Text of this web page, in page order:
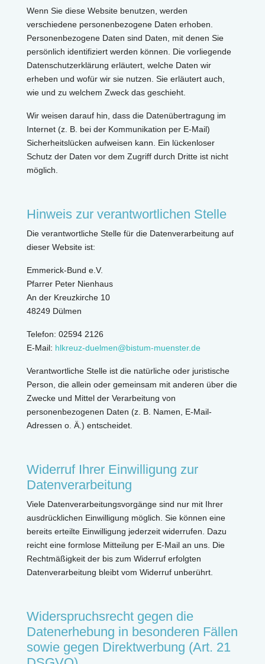
Wenn Sie diese Website benutzen, werden
verschiedene personenbezogene Daten erhoben.
Personenbezogene Daten sind Daten, mit denen Sie
persönlich identifiziert werden können. Die vorliegende
Datenschutzerklärung erläutert, welche Daten wir
erheben und wofür wir sie nutzen. Sie erläutert auch,
wie und zu welchem Zweck das geschieht.
Wir weisen darauf hin, dass die Datenübertragung im
Internet (z. B. bei der Kommunikation per E-Mail)
Sicherheitslücken aufweisen kann. Ein lückenloser
Schutz der Daten vor dem Zugriff durch Dritte ist nicht
möglich.
Hinweis zur verantwortlichen Stelle
Die verantwortliche Stelle für die Datenverarbeitung auf
dieser Website ist:
Emmerick-Bund e.V.
Pfarrer Peter Nienhaus
An der Kreuzkirche 10
48249 Dülmen
Telefon: 02594 2126
E-Mail: hlkreuz-duelmen@bistum-muenster.de
Verantwortliche Stelle ist die natürliche oder juristische
Person, die allein oder gemeinsam mit anderen über die
Zwecke und Mittel der Verarbeitung von
personenbezogenen Daten (z. B. Namen, E-Mail-
Adressen o. Ä.) entscheidet.
Widerruf Ihrer Einwilligung zur
Datenverarbeitung
Viele Datenverarbeitungsvorgänge sind nur mit Ihrer
ausdrücklichen Einwilligung möglich. Sie können eine
bereits erteilte Einwilligung jederzeit widerrufen. Dazu
reicht eine formlose Mitteilung per E-Mail an uns. Die
Rechtmäßigkeit der bis zum Widerruf erfolgten
Datenverarbeitung bleibt vom Widerruf unberührt.
Widerspruchsrecht gegen die
Datenerhebung in besonderen Fällen
sowie gegen Direktwerbung (Art. 21